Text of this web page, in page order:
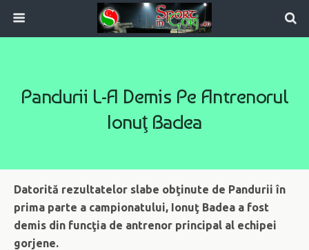
Pandurii L-A Demis Pe Antrenorul
Ionuţ Badea
Datorită rezultatelor slabe obţinute de Pandurii în
prima parte a campionatului, Ionuţ Badea a fost
demis din funcţia de antrenor principal al echipei
gorjene.